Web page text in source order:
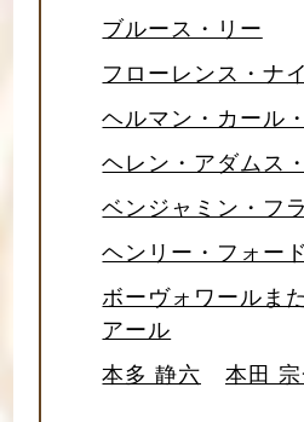
ブルース・リー
フローレンス・ナ
ヘルマン・カール
ヘレン・アダムス
ベンジャミン・フ
ヘンリー・フォード
ボーヴォワールま
アール
本多 静六
本田 宗